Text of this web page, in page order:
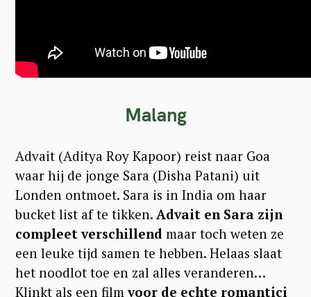
Malang
Advait (Aditya Roy Kapoor) reist naar Goa
waar hij de jonge Sara (Disha Patani) uit
Londen ontmoet. Sara is in India om haar
bucket list af te tikken. Advait en Sara zijn
compleet verschillend maar toch weten ze
een leuke tijd samen te hebben. Helaas slaat
het noodlot toe en zal alles veranderen…
Klinkt als een filmvoor de echte romantici